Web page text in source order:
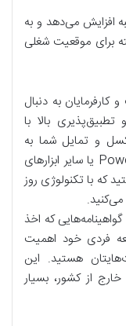
افزایش می‌دهد و به
برای موقعیت شغلی
به دنبال
بالا با
و تمایل شما به
یادگیری قابلیت‌های پیشرفته‌تر (مانند Power BI یا سایر ابزارهای
که با تکنولوژی روز
گواهینامه‌هایی که اخذ
فردی خود اهمیت
هستید. این
از کشور، بسیار